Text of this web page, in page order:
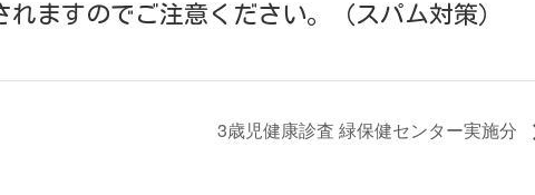
ますのでご注意ください。（スパム対策）
3歳児健康診査 緑保健センター実施分